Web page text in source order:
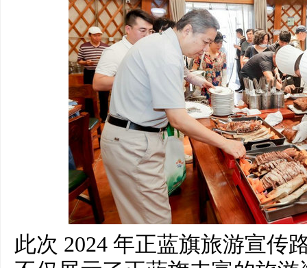
此次 2024 年正蓝旗旅游宣传